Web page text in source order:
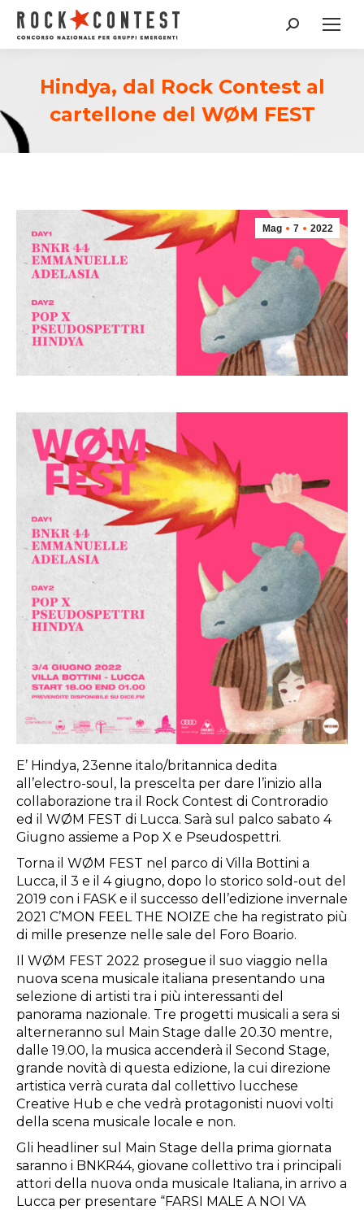
Cerca:
Hindya, dal Rock Contest al
cartellone del WØM FEST
Mag 7 2022
E’ Hindya, 23enne italo/britannica dedita
all’electro-soul, la prescelta per dare l’inizio alla
collaborazione tra il Rock Contest di Controradio
ed il WØM FEST di Lucca. Sarà sul palco sabato 4
Giugno assieme a Pop X e Pseudospettri.
Torna il WØM FEST nel parco di Villa Bottini a
Lucca, il 3 e il 4 giugno, dopo lo storico sold-out del
2019 con i FASK e il successo dell’edizione invernale
2021 C’MON FEEL THE NOIZE che ha registrato più
di mille presenze nelle sale del Foro Boario.
Il WØM FEST 2022 prosegue il suo viaggio nella
nuova scena musicale italiana presentando una
selezione di artisti tra i più interessanti del
panorama nazionale. Tre progetti musicali a sera si
alterneranno sul Main Stage dalle 20.30 mentre,
dalle 19.00, la musica accenderà il Second Stage,
grande novità di questa edizione, la cui direzione
artistica verrà curata dal collettivo lucchese
Creative Hub e che vedrà protagonisti nuovi volti
della scena musicale locale e non.
Gli headliner sul Main Stage della prima giornata
saranno i BNKR44, giovane collettivo tra i principali
attori della nuova onda musicale Italiana, in arrivo a
Lucca per presentare “FARSI MALE A NOI VA